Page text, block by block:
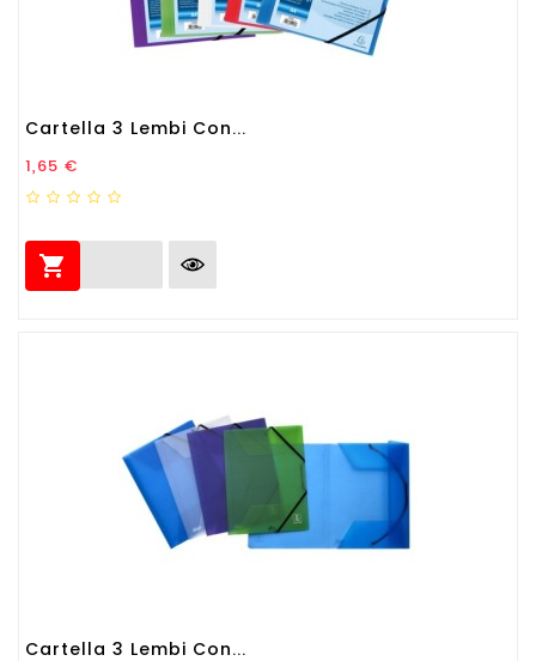
Cartella 3 Lembi Con...
Prezzo
1,65 €

Cartella 3 Lembi Con...